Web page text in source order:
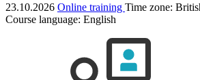
23.10.2026 Online training Time zone:
Course language: English